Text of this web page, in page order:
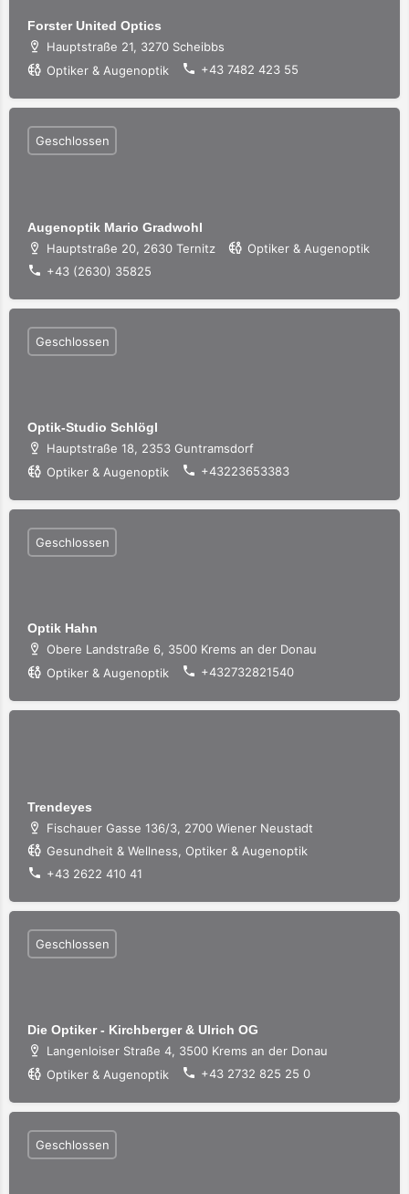
Forster United Optics
Hauptstraße 21, 3270 Scheibbs
Optiker & Augenoptik
+43 7482 423 55
Augenoptik Mario Gradwohl
Hauptstraße 20, 2630 Ternitz
Optiker & Augenoptik
+43 (2630) 35825
Geschlossen
Optik-Studio Schlögl
Hauptstraße 18, 2353 Guntramsdorf
Optiker & Augenoptik
+43223653383
Geschlossen
Optik Hahn
Obere Landstraße 6, 3500 Krems an der Donau
Optiker & Augenoptik
+432732821540
Geschlossen
Trendeyes
Fischauer Gasse 136/3, 2700 Wiener Neustadt
Gesundheit & Wellness, Optiker & Augenoptik
+43 2622 410 41
Die Optiker - Kirchberger & Ulrich OG
Langenloiser Straße 4, 3500 Krems an der Donau
Optiker & Augenoptik
+43 2732 825 25 0
Geschlossen
Geschlossen